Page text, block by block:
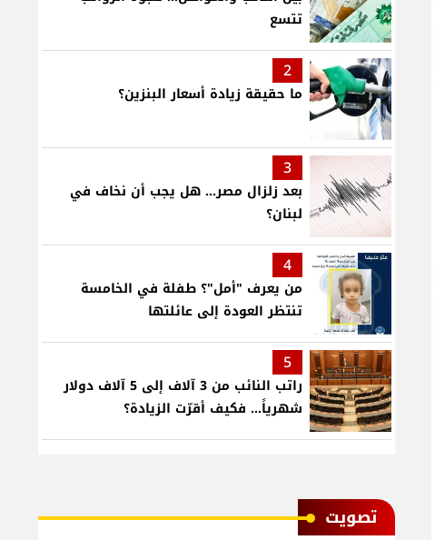
تتسع
2
ما حقيقة زيادة أسعار البنزين؟
3
بعد زلزال مصر... هل يجب أن نخاف في
لبنان؟
4
من يعرف "أمل"؟ طفلة في الخامسة
تنتظر العودة إلى عائلتها
5
راتب النائب من 3 آلاف إلى 5 آلاف دولار
شهرياً... فكيف أقرّت الزيادة؟
ﺗﺼﻮﻳﺖ